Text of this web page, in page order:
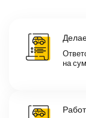
на